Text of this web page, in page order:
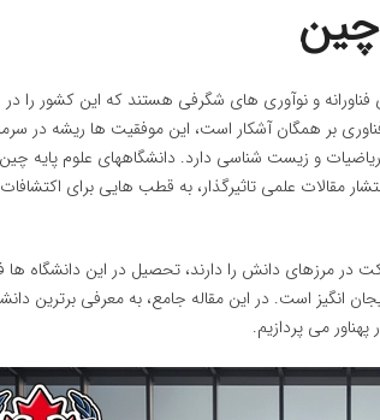
چین
و نوآوری های شگرفی هستند که این کشور را
بر همگان آشکار است، این موفقیت ها ریشه در
و زیست شناسی دارد. دانشگاههای علوم پایه
مقالات علمی تاثیرگذار، به قطب هایی برای
در مرزهای دانش را دارند، تحصیل در این دانشگاه ها
انگیز است. در این مقاله جامع، به معرفی برترین
می پردازیم.